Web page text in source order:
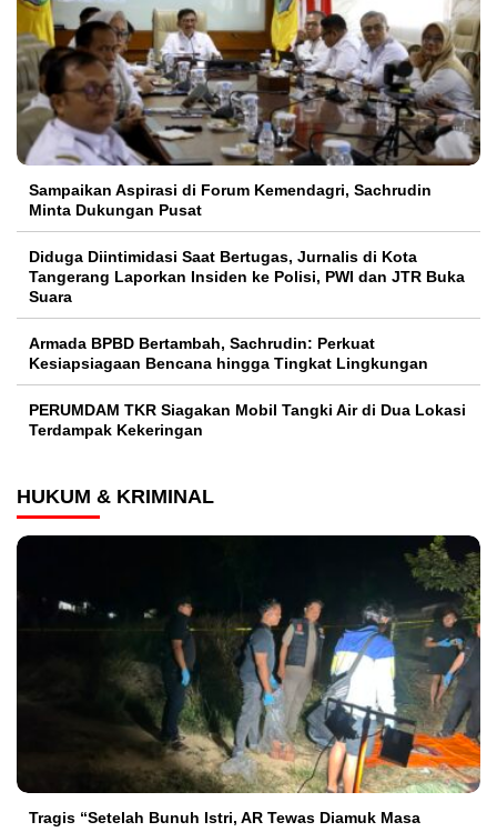
Sampaikan Aspirasi di Forum Kemendagri, Sachrudin
Minta Dukungan Pusat
Diduga Diintimidasi Saat Bertugas, Jurnalis di Kota
Tangerang Laporkan Insiden ke Polisi, PWI dan JTR Buka
Suara
Armada BPBD Bertambah, Sachrudin: Perkuat
Kesiapsiagaan Bencana hingga Tingkat Lingkungan
PERUMDAM TKR Siagakan Mobil Tangki Air di Dua Lokasi
Terdampak Kekeringan
HUKUM & KRIMINAL
Tragis “Setelah Bunuh Istri, AR Tewas Diamuk Masa